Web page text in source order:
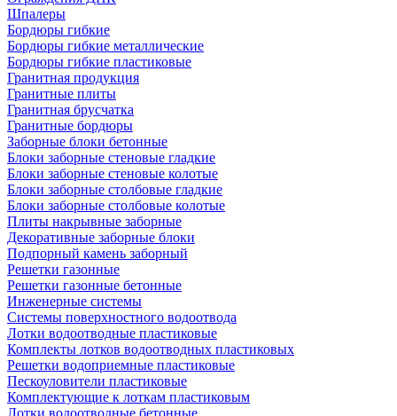
Шпалеры
Бордюры гибкие
Бордюры гибкие металлические
Бордюры гибкие пластиковые
Гранитная продукция
Гранитные плиты
Гранитная брусчатка
Гранитные бордюры
Заборные блоки бетонные
Блоки заборные стеновые гладкие
Блоки заборные стеновые колотые
Блоки заборные столбовые гладкие
Блоки заборные столбовые колотые
Плиты накрывные заборные
Декоративные заборные блоки
Подпорный камень заборный
Решетки газонные
Решетки газонные бетонные
Инженерные системы
Системы поверхностного водоотвода
Лотки водоотводные пластиковые
Комплекты лотков водоотводных пластиковых
Решетки водоприемные пластиковые
Пескоуловители пластиковые
Комплектующие к лоткам пластиковым
Лотки водоотводные бетонные